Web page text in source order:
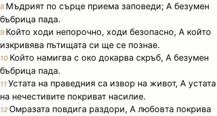
8 Мъдрият по сърце приема заповеди; А безумен
бъбрица пада.
9 Който ходи непорочно, ходи безопасно, А който
изкривява пътищата си ще се познае.
10 Който намигва с око докарва скръб, А безумен
бъбрица пада.
11Устата на праведния са извор на живот, А устата
на нечестивите покриват насилие.
12 Омразата повдига раздори, А любовта покрива